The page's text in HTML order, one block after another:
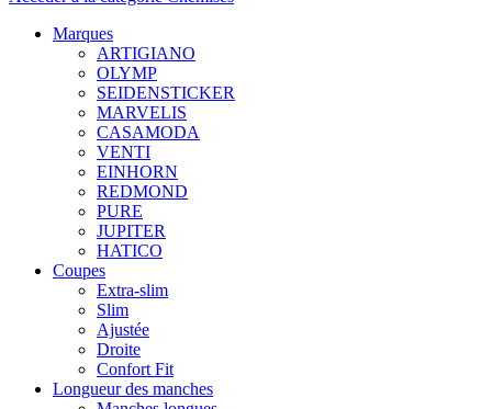
Marques
ARTIGIANO
OLYMP
SEIDENSTICKER
MARVELIS
CASAMODA
VENTI
EINHORN
REDMOND
PURE
JUPITER
HATICO
Coupes
Extra-slim
Slim
Ajustée
Droite
Confort Fit
Longueur des manches